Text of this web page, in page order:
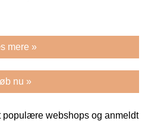
mere »
nu »
populære webshops og anmeldt